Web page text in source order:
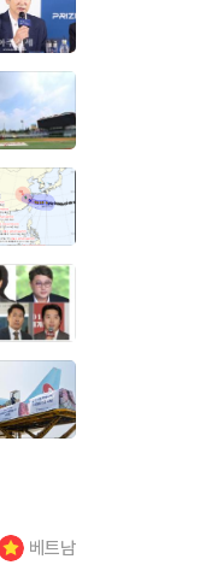
베트남